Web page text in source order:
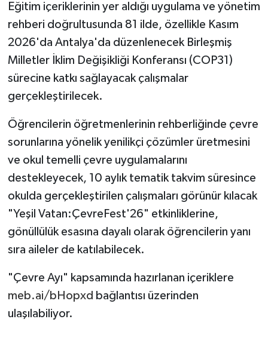
Eğitim içeriklerinin yer aldığı uygulama ve yönetim
rehberi doğrultusunda 81 ilde, özellikle Kasım
2026'da Antalya'da düzenlenecek Birleşmiş
Milletler İklim Değişikliği Konferansı (COP31)
sürecine katkı sağlayacak çalışmalar
gerçekleştirilecek.
Öğrencilerin öğretmenlerinin rehberliğinde çevre
sorunlarına yönelik yenilikçi çözümler üretmesini
ve okul temelli çevre uygulamalarını
destekleyecek, 10 aylık tematik takvim süresince
okulda gerçekleştirilen çalışmaları görünür kılacak
"Yeşil Vatan:ÇevreFest'26" etkinliklerine,
gönüllülük esasına dayalı olarak öğrencilerin yanı
sıra aileler de katılabilecek.
"Çevre Ayı" kapsamında hazırlanan içeriklere
meb.ai/bHopxd bağlantısı üzerinden
ulaşılabiliyor.